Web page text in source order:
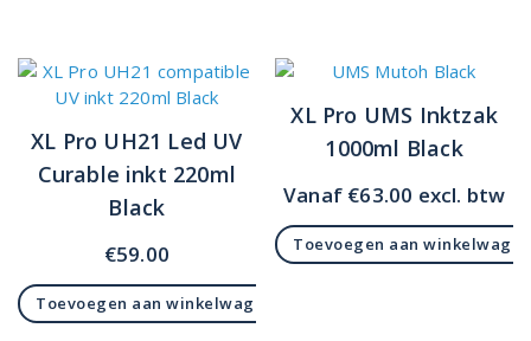
XL Pro UH21 Led UV
Curable inkt 220ml
Black
€59.00
Toevoegen aan winkelwagen
XL Pro UMS Inktzak
1000ml Black
Vanaf €63.00 excl. btw
Toevoegen aan winkelwagen